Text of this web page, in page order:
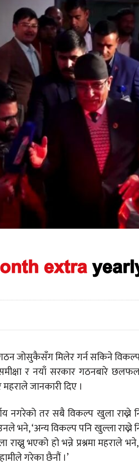
जोसुकैसँग मिलेर गर्न सकिने
र नयाँ सरकार गठनबारे
जानकारी दिए ।
नगरेको तर सबै विकल्प खुला राख्ने
भने, ‘अन्य विकल्प पनि खुल्ला राख्ने
भएको हो भन्ने प्रश्नमा महराले
गरेका छैनौं ।’